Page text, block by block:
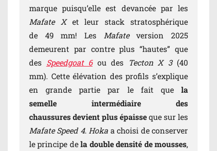
marque puisqu’elle est devancée par les
Mafate Xet leur stack stratosphérique
de 49 mm! Les
Mafateversion 2025
demeurent par contre plus “hautes” que
des Speedgoat 6ou des Tecton X 3(40
mm). Cette élévation des profils s’explique
en grande partie par le fait que la
semelle intermédiaire des
chaussures devient plus épaisseque sur les
Mafate Speed 4. Hoka a choisi de conserver
le principe dela double densité de mousses,